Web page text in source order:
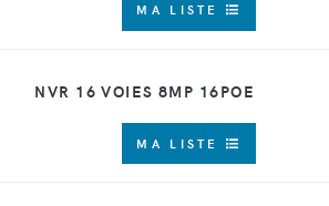
MA LISTE
NVR 16 VOIES 8MP 16POE
MA LISTE